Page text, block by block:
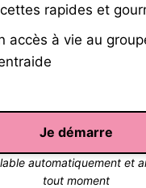
rapides et
accès à vie au
Je démarre
automatiquement et
tout moment